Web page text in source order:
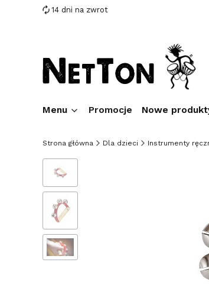
14 dni na zwrot
Menu Promocje Nowe
Strona główna Dla dzieci Instrumenty